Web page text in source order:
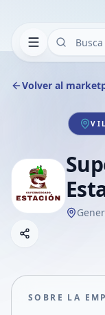
Volver al
Compartir
SOBRE LA